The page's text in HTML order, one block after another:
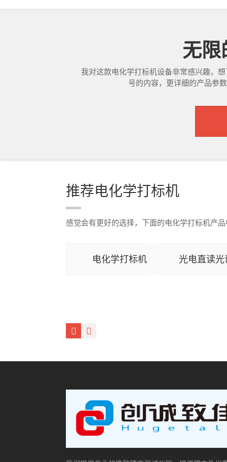
无
我对这款电化学打标机设备非常感兴趣，
号的内容，更详细的产品参
推荐电化学打标机
感觉会有更好的选择，下面的电化学打标机产
电化学打标机 光电直读光